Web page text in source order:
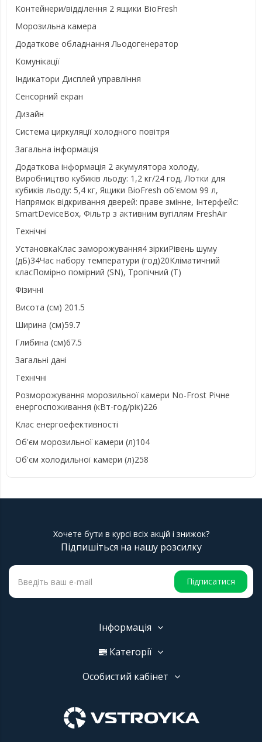
Контейнери/відділення 2 ящики BioFresh
Морозильна камера
Додаткове обладнання Льодогенератор
Комунікації
Індикатори Дисплей управління
Сенсорний екран
Дизайн
Система циркуляції холодного повітря
Загальна інформація
Додаткова інформація 2 акумулятора холоду,
Виробництво кубиків льоду: 1,2 кг/24 год, Лотки для
кубиків льоду: 5,4 кг, Ящики BioFresh об'ємом 99 л,
Напрямок відкривання дверей: праве змінне, Інтерфейс:
SmartDeviceBox, Фільтр з активним вугіллям FreshAir
Технічні
УстановкаКлас заморожування4 зіркиРівень шуму
(дБ)34Час набору температури (год)20Кліматичний
класПомірно помірний (SN), Тропічний (T)
Фізичні
Висота (см) 201.5
Ширина (см)59.7
Глибина (см)67.5
Загальні дані
Технічні
Розморожування морозильної камери No-Frost Річне
енергоспоживання (кВт-год/рік)226
Клас енергоефективності
Об'єм морозильної камери (л)104
Об'єм холодильної камери (л)258
Хочете бути в курсі всіх акцій і знижок?
Підпишіться на нашу розсилку
Підписатися
Інформація
Категорії
Особистий кабінет